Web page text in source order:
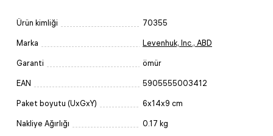
Ürün kimliği 70355
Marka Levenhuk, Inc., ABD
Garanti ömür
EAN 5905555003412
Paket boyutu (UxGxY) 6x14x9 cm
Nakliye Ağırlığı 0.17 kg